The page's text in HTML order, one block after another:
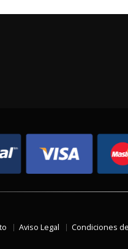
Aviso Legal Condiciones